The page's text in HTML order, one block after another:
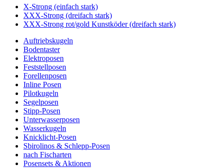
X-Strong (einfach stark)
XXX-Strong (dreifach stark)
XXX-Strong rot/gold Kunstköder (dreifach stark)
Auftriebskugeln
Bodentaster
Elektroposen
Feststellposen
Forellenposen
Inline Posen
Pilotkugeln
Segelposen
Stipp-Posen
Unterwasserposen
Wasserkugeln
Knicklicht-Posen
Sbirolinos & Schlepp-Posen
nach Fischarten
Posensets & Aktionen